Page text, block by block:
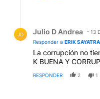
JD Julio D Andrea
13
Responder a ERIK
La corrupción no
K BUENA Y
RESPONDER 2 1